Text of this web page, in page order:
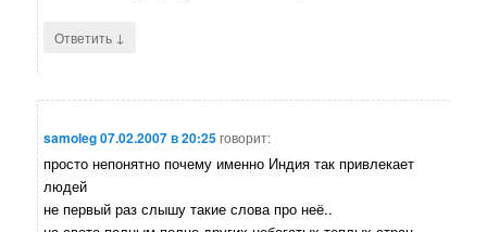
Ответить ↓
samoleg07.02.2007 в 20:25говорит:
просто непонятно почему именно Индия так привлекает
людей
не первый раз слышу такие слова про неё..